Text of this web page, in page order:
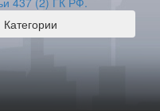
Категории